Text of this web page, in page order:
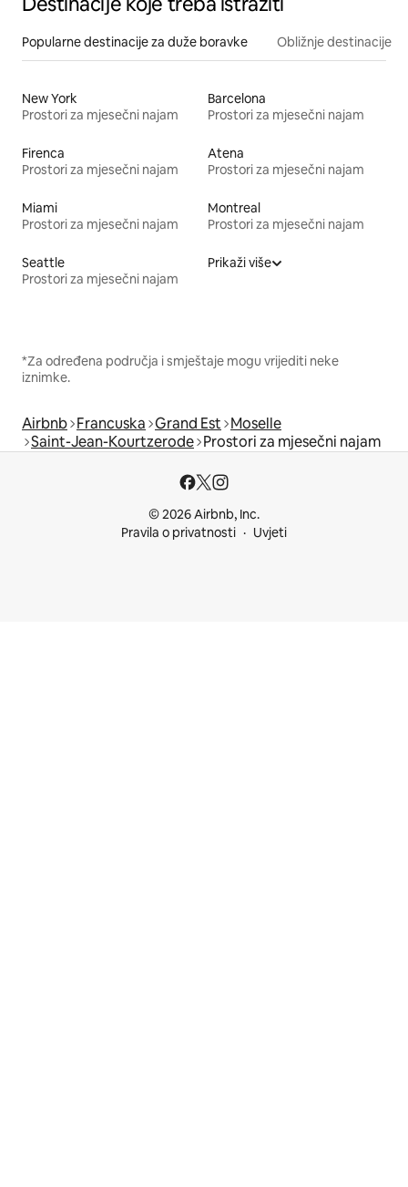
Popularne destinacije za duže boravke Obližnje destinacije
New York
Prostori za mjesečni najam
Barcelona
Prostori za mjesečni najam
Firenca
Prostori za mjesečni najam
Atena
Prostori za mjesečni najam
Miami
Prostori za mjesečni najam
Montreal
Prostori za mjesečni najam
Seattle
Prostori za mjesečni najam
Prikaži više
*Za određena područja i smještaje mogu vrijediti neke
iznimke.
Airbnb Francuska Grand Est Moselle
Saint-Jean-Kourtzerode Prostori za mjesečni najam
© 2026 Airbnb, Inc.
Pravila o privatnosti
Uvjeti